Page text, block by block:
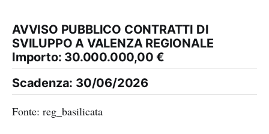
AVVISO PUBBLICO CONTRATTI DI
SVILUPPO A VALENZA REGIONALE
Importo: 30.000.000,00 €
Scadenza: 30/06/2026
Fonte: reg_basilicata